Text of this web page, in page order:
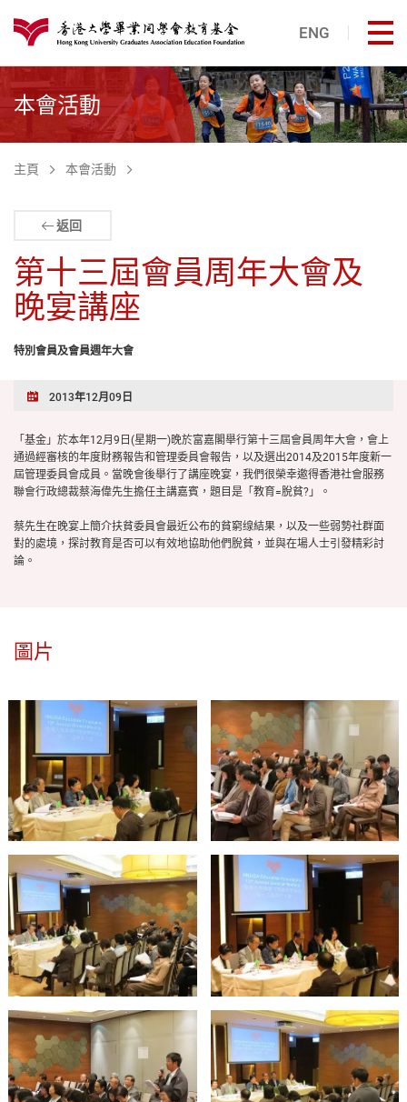
港大同學會教育基金
ENG 打
本會活動
主頁 本會活動
特別會員及會員週年大會
第十三屆會員周年大會及
晚宴講座
返回
2013年12月09日
「基金」於本年12月9日(星期一)晚於富嘉閣舉行第十三屆會員周年大會，會上
通過經審核的年度財務報告和管理委員會報告，以及選出2014及2015年度新一
屆管理委員會成員。當晚會後舉行了講座晚宴，我們很榮幸邀得香港社會服務
聯會行政總裁蔡海偉先生擔任主講嘉賓，題目是「教育=脫貧?」。
蔡先生在晚宴上簡介扶貧委員會最近公布的貧窮缐結果，以及一些弱勢社群面
對的處境，探討教育是否可以有效地協助他們脫貧，並與在場人士引發精彩討
論。
圖片